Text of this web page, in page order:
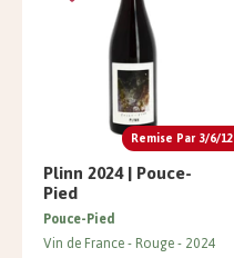
Remise Par 3/6/12
Plinn 2024 | Pouce-
Pied
Pouce-Pied
Vin de France Rouge 2024